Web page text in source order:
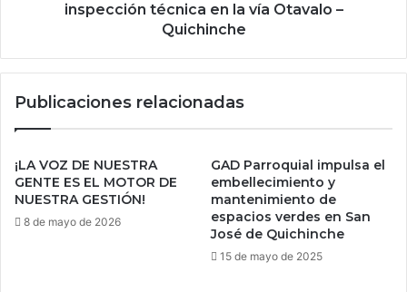
inspección técnica en la vía Otavalo –
Quichinche
Publicaciones relacionadas
¡LA VOZ DE NUESTRA
GENTE ES EL MOTOR DE
NUESTRA GESTIÓN!
8 de mayo de 2026
GAD Parroquial impulsa el
embellecimiento y
mantenimiento de
espacios verdes en San
José de Quichinche
15 de mayo de 2025